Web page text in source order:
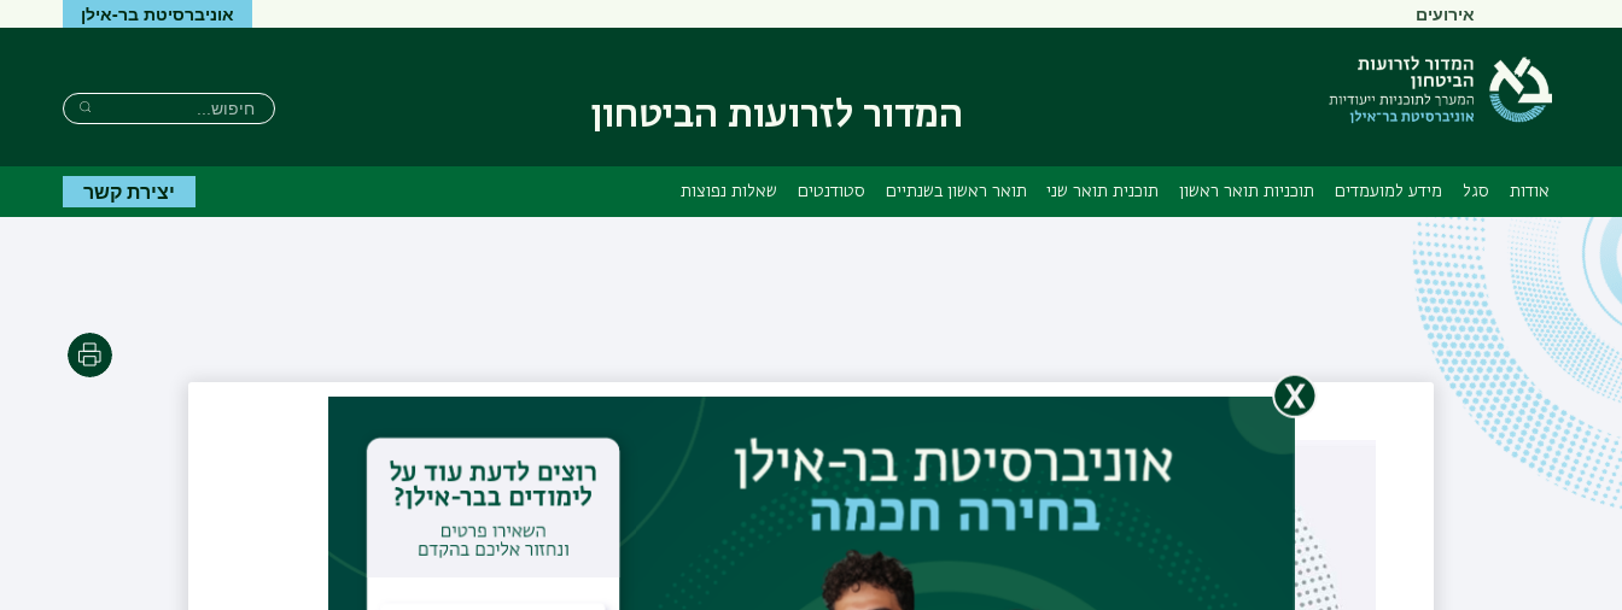
ראשי
תפריט
משני
אירועים אוניברסיטת בר-אילן
המדור לזרועות הביטחון חיפוש
חיפוש
חיפוש
אודות סגל מידע למועמדים תוכניות תואר ראשון תוכנית תואר שני תואר ראשון בשנתיים סטודנטים שאלות נפוצות יצירת קשר
הדפסה
ד"ר יערה טורן